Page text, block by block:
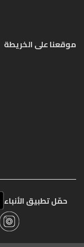
موقعنا على الخريطة
حمّل تطبيق الأنباء